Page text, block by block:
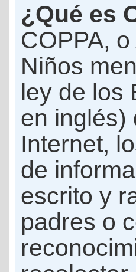
¿Qué es
COPPA,
Niños
ley de los
en inglés)
Internet,
de
escrito y
padres o